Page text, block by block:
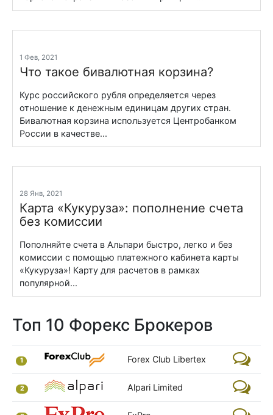
1 Фев, 2021
Что такое бивалютная корзина?
Курс российского рубля определяется через
отношение к денежным единицам других стран.
Бивалютная корзина используется Центробанком
России в качестве...
28 Янв, 2021
Карта «Кукуруза»: пополнение счета
без комиссии
Пополняйте счета в Альпари быстро, легко и без
комиссии с помощью платежного кабинета карты
«Кукуруза»! Карту для расчетов в рамках
популярной...
Топ 10 Форекс Брокеров
1 Forex Club Libertex
2 Alpari Limited